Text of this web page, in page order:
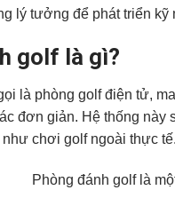
lý tưởng để phát triển kỹ
golf là gì?
là phòng golf điện tử,
đơn giản. Hệ thống
chơi golf ngoài thực tế.